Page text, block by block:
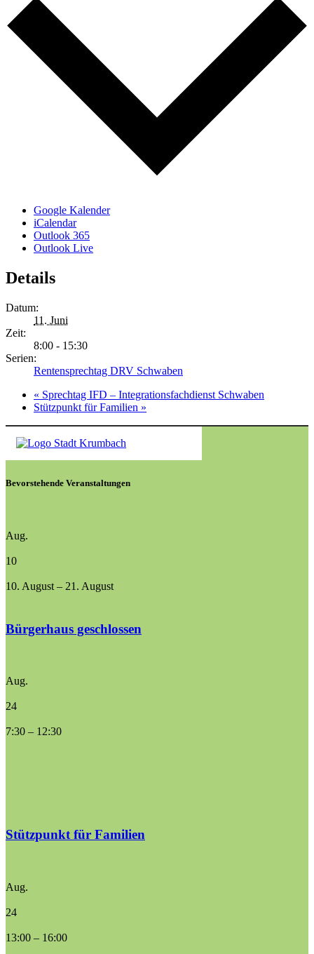
Google Kalender
iCalendar
Outlook 365
Outlook Live
Details
Datum:
11. Juni
Zeit:
8:00 - 15:30
Serien:
Rentensprechtag DRV Schwaben
« Sprechtag IFD – Integrationsfachdienst Schwaben
Stützpunkt für Familien »
Bevorstehende Veranstaltungen
Aug.
10
10. August – 21. August
Bürgerhaus geschlossen
Aug.
24
7:30 – 12:30
Stützpunkt für Familien
Aug.
24
13:00 – 16:00